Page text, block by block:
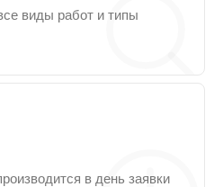
виды работ и типы
в день заявки